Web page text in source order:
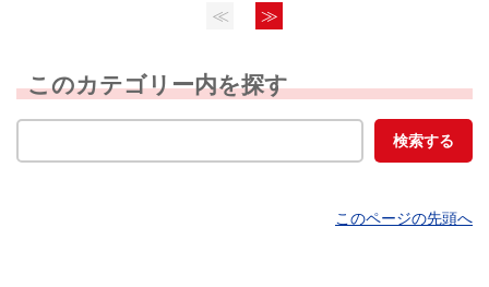
≪ ≫
このカテゴリー内を探す
このページの先頭へ